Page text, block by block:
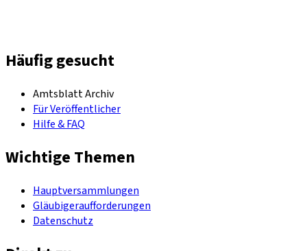
Häufig gesucht
Amtsblatt Archiv
Für Veröffentlicher
Hilfe & FAQ
Wichtige Themen
Hauptversammlungen
Gläubigeraufforderungen
Datenschutz